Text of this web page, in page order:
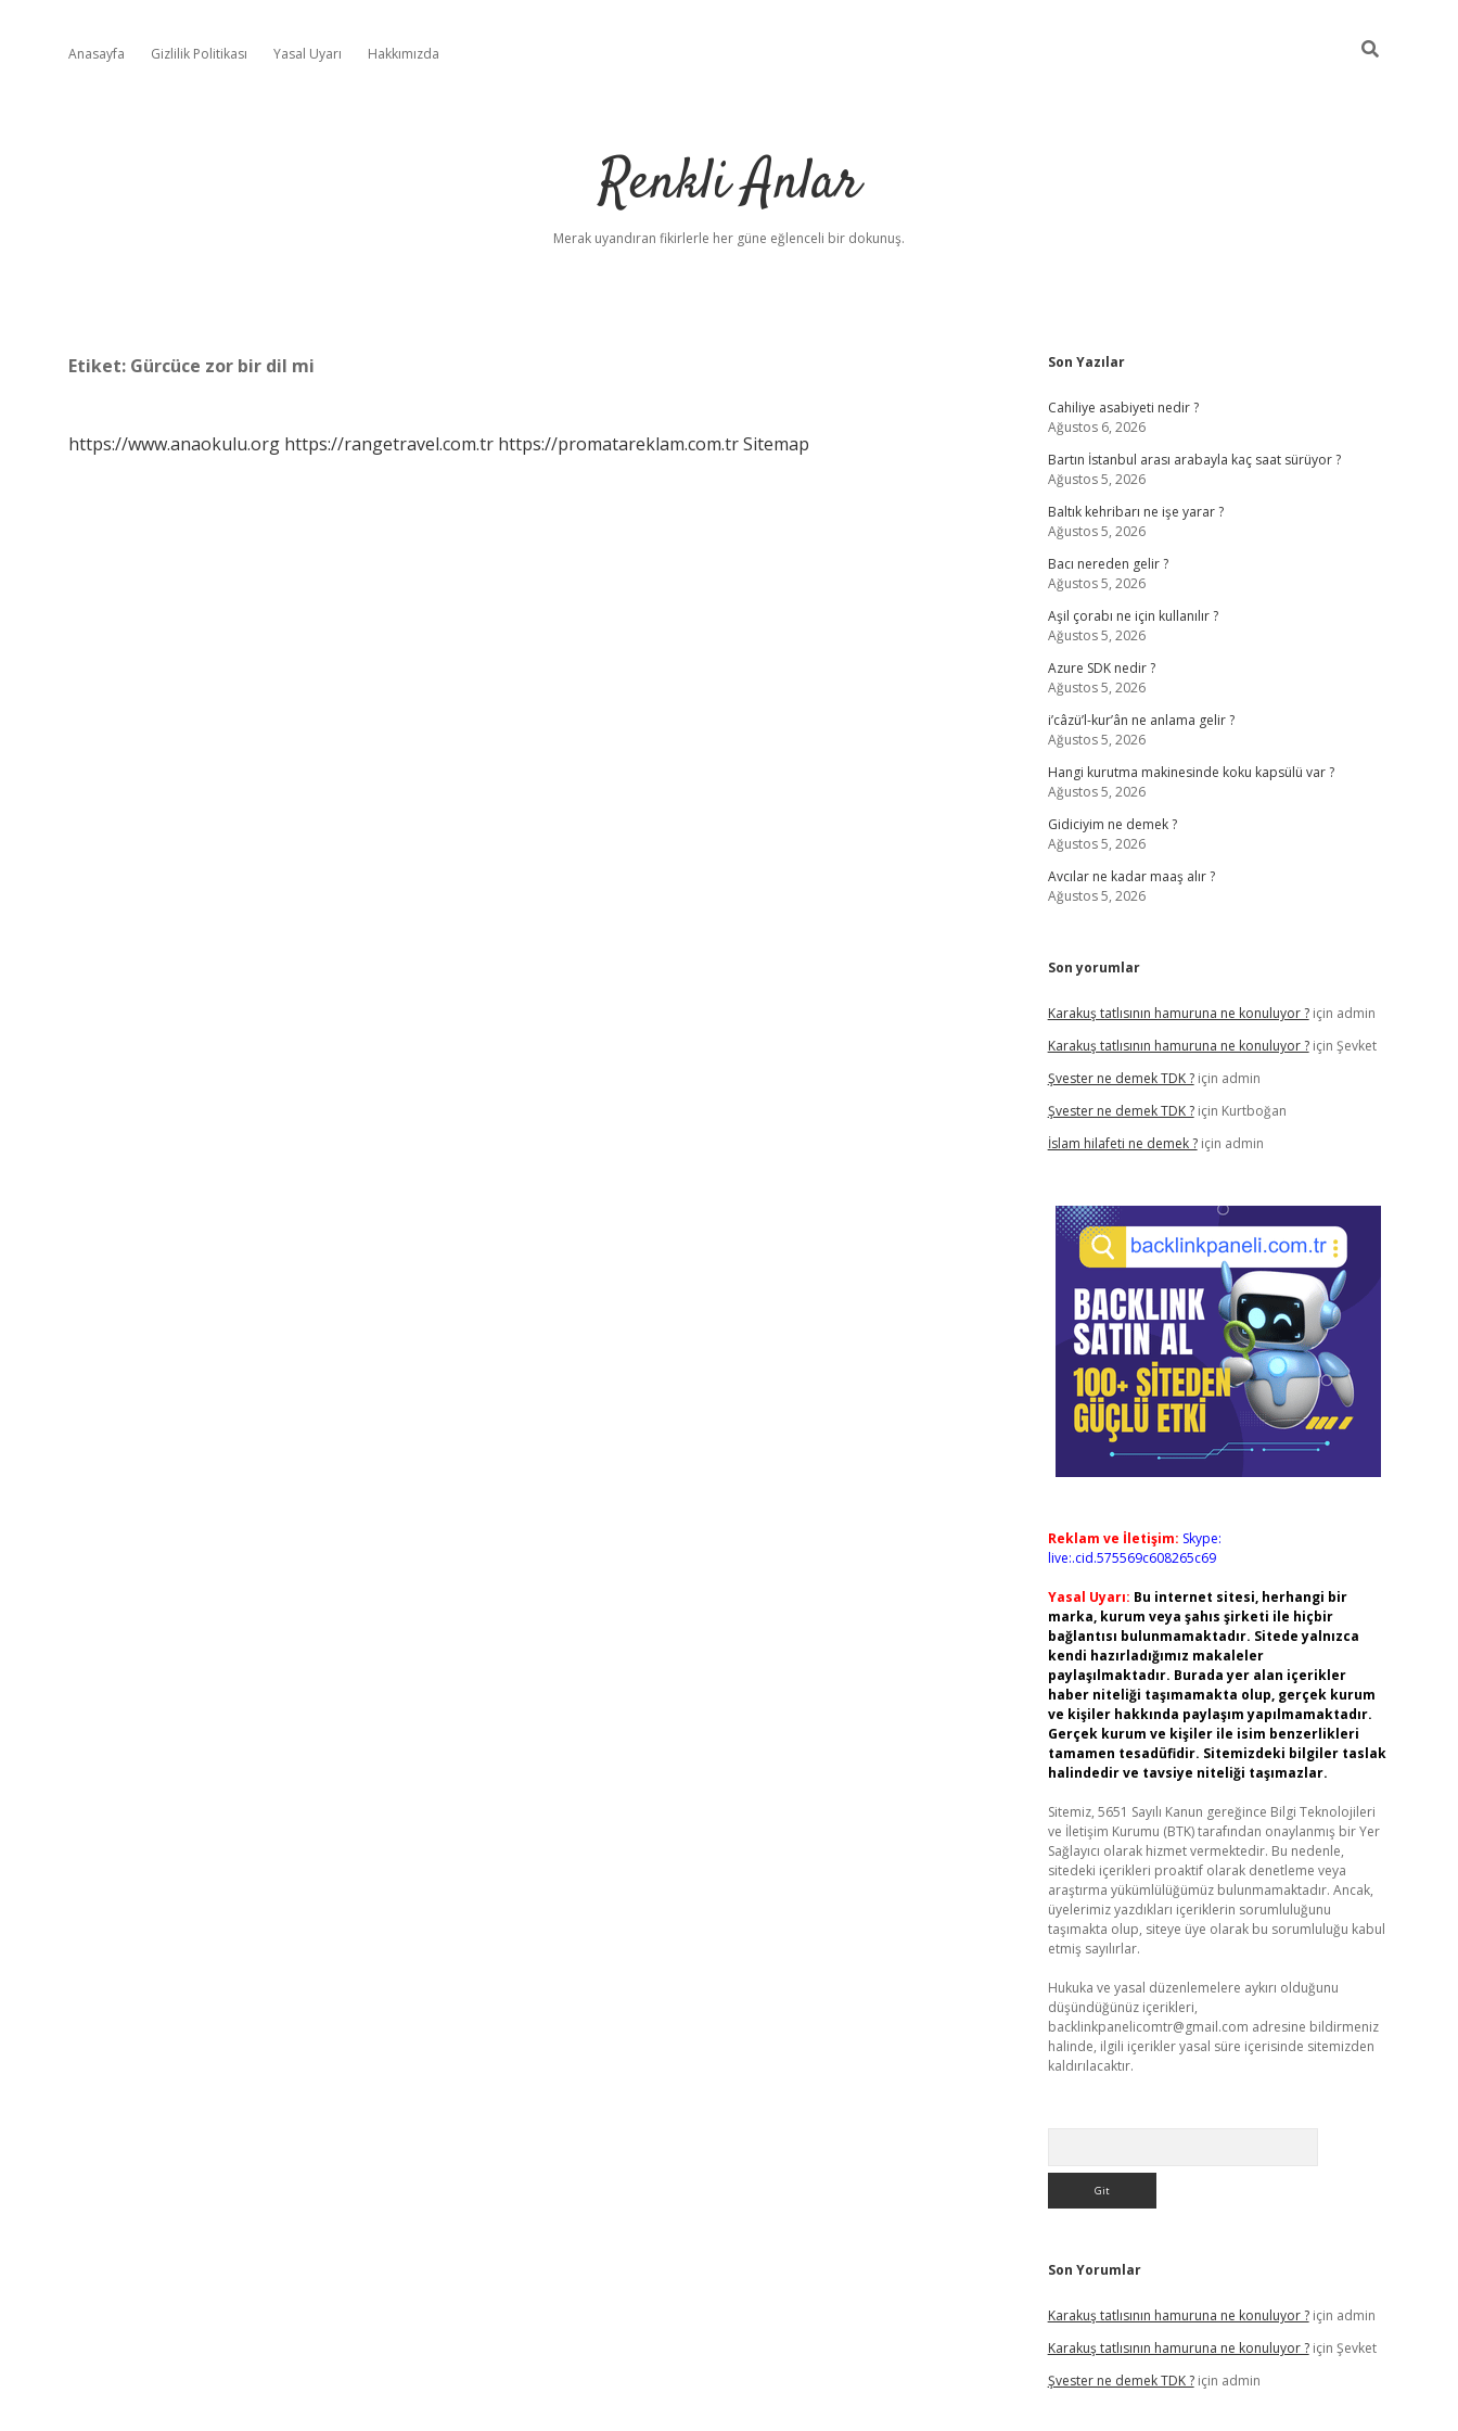
Anasayfa Gizlilik Politikası Yasal Uyarı Hakkımızda
Renkli Anlar
Merak uyandıran fikirlerle her güne eğlenceli bir dokunuş.
Etiket: Gürcüce zor bir dil mi
https://www.anaokulu.org https://rangetravel.com.tr https://promatareklam.com.trSitemap
Sidebar
Son Yazılar
Cahiliye asabiyeti nedir ?
Ağustos 6, 2026
Bartın İstanbul arası arabayla kaç saat sürüyor ?
Ağustos 5, 2026
Baltık kehribarı ne işe yarar ?
Ağustos 5, 2026
Bacı nereden gelir ?
Ağustos 5, 2026
Aşil çorabı ne için kullanılır ?
Ağustos 5, 2026
Azure SDK nedir ?
Ağustos 5, 2026
i’câzü’l-kur’ân ne anlama gelir ?
Ağustos 5, 2026
Hangi kurutma makinesinde koku kapsülü var ?
Ağustos 5, 2026
Gidiciyim ne demek ?
Ağustos 5, 2026
Avcılar ne kadar maaş alır ?
Ağustos 5, 2026
Son yorumlar
Karakuş tatlısının hamuruna ne konuluyor ?için admin
Karakuş tatlısının hamuruna ne konuluyor ?için Şevket
Şvester ne demek TDK ?için admin
Şvester ne demek TDK ?için Kurtboğan
İslam hilafeti ne demek ?için admin
Reklam ve İletişim: Skype:
live:.cid.575569c608265c69
Yasal Uyarı: Bu internet sitesi, herhangi bir
marka, kurum veya şahıs şirketi ile hiçbir
bağlantısı bulunmamaktadır. Sitede yalnızca
kendi hazırladığımız makaleler
paylaşılmaktadır. Burada yer alan içerikler
haber niteliği taşımamakta olup, gerçek kurum
ve kişiler hakkında paylaşım yapılmamaktadır.
Gerçek kurum ve kişiler ile isim benzerlikleri
tamamen tesadüfidir. Sitemizdeki bilgiler taslak
halindedir ve tavsiye niteliği taşımazlar.
Sitemiz, 5651 Sayılı Kanun gereğince Bilgi Teknolojileri
ve İletişim Kurumu (BTK) tarafından onaylanmış bir Yer
Sağlayıcı olarak hizmet vermektedir. Bu nedenle,
sitedeki içerikleri proaktif olarak denetleme veya
araştırma yükümlülüğümüz bulunmamaktadır. Ancak,
üyelerimiz yazdıkları içeriklerin sorumluluğunu
taşımakta olup, siteye üye olarak bu sorumluluğu kabul
etmiş sayılırlar.
Hukuka ve yasal düzenlemelere aykırı olduğunu
düşündüğünüz içerikleri,
backlinkpanelicomtr@gmail.com adresine bildirmeniz
halinde, ilgili içerikler yasal süre içerisinde sitemizden
kaldırılacaktır.
Son Yorumlar
Karakuş tatlısının hamuruna ne konuluyor ?için admin
Karakuş tatlısının hamuruna ne konuluyor ?için Şevket
Şvester ne demek TDK ?için admin